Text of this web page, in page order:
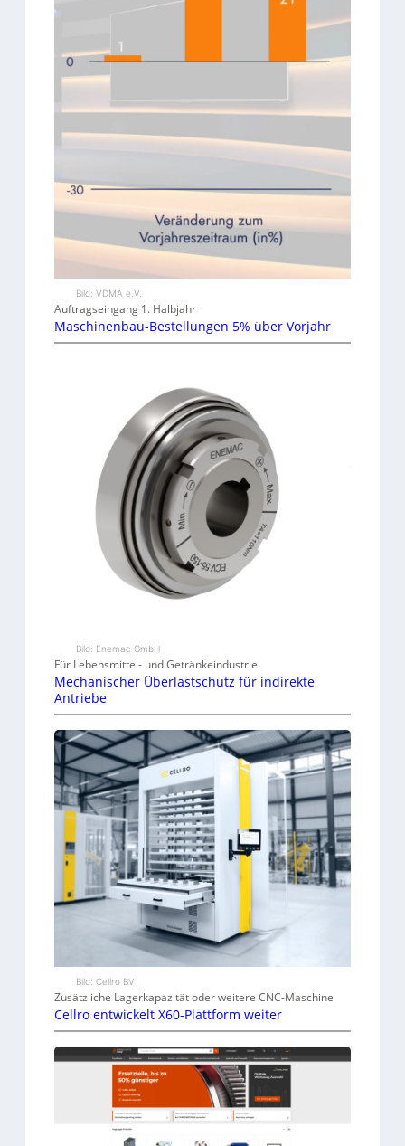
Bild: VDMA e.V.
Auftragseingang 1. Halbjahr
Maschinenbau-Bestellungen 5% über Vorjahr
Bild: Enemac GmbH
Für Lebensmittel- und Getränkeindustrie
Mechanischer Überlastschutz für indirekte
Antriebe
Bild: Cellro BV
Zusätzliche Lagerkapazität oder weitere CNC-Maschine
Cellro entwickelt X60-Plattform weiter